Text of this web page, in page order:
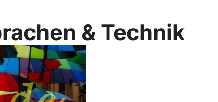
& Technik